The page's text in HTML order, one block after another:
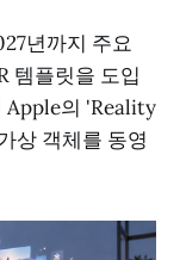
년까지 주요
템플릿을 도입
Apple의 'Reality
상 객체를 동영